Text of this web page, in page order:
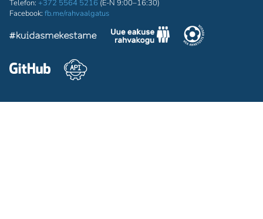
Telefon: +372 5564 5216 (E-N 9:00–16:30)
Facebook: fb.me/rahvaalgatus